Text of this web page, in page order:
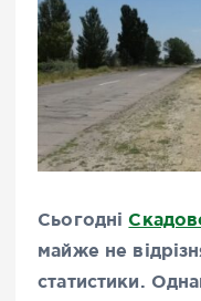
Сьогодні
майже не
статистики.